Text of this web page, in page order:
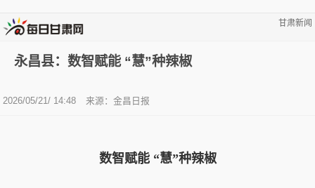
甘肃新闻
永昌县：数智赋能 “慧”种辣椒
2026/05/21/ 14:48 来源：金昌日报
数智赋能 “慧”种辣椒